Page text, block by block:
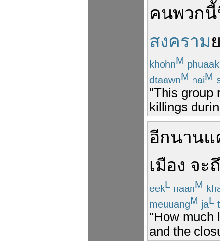
คนพวกนี้
สงคราม
khohnM phuaak
dtaawnM naiM
"This group
killings
อีกนานแ
เมือง จะ
eekL naanM
meuuangM jaL
"How much
and the